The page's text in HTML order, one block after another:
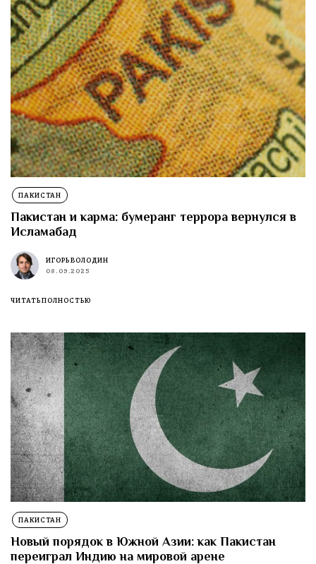
ПАКИСТАН
Пакистан и карма: бумеранг террора вернулся в
Исламабад
ИГОРЬ ВОЛОДИН
08.09.2025
ЧИТАТЬ ПОЛНОСТЬЮ
ПАКИСТАН
Новый порядок в Южной Азии: как Пакистан
переиграл Индию на мировой арене